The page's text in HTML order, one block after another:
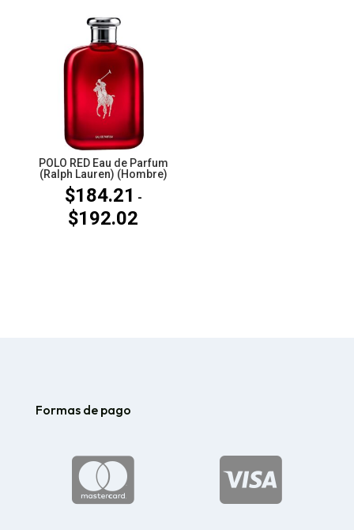
$137.24
hasta
$185.24
POLO RED Eau de Parfum
(Ralph Lauren) (Hombre)
$184.21 -
$192.02
Formas de pago

